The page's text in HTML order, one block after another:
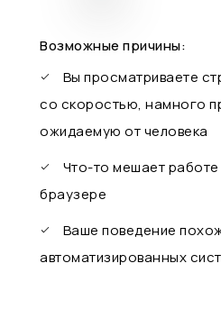
Возможные причины:
Вы просматриваете
со скоростью, намного
ожидаемую от человека
Что-то мешает
браузере
Ваше поведение
автоматизированных